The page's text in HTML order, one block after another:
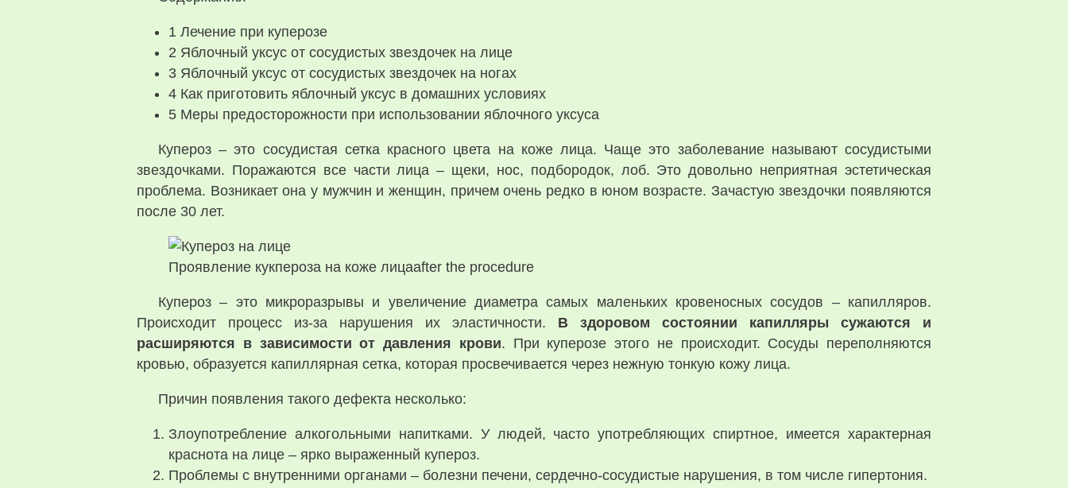
1 Лечение при куперозе
2 Яблочный уксус от сосудистых звездочек на лице
3 Яблочный уксус от сосудистых звездочек на ногах
4 Как приготовить яблочный уксус в домашних условиях
5 Меры предосторожности при использовании яблочного уксуса
Купероз – это сосудистая сетка красного цвета на коже лица. Чаще это заболевание называют сосудистыми
звездочками. Поражаются все части лица – щеки, нос, подбородок, лоб. Это довольно неприятная эстетическая
проблема. Возникает она у мужчин и женщин, причем очень редко в юном возрасте. Зачастую звездочки появляются
после 30 лет.
Проявление кукпероза на коже лицаafter the procedure
Купероз – это микроразрывы и увеличение диаметра самых маленьких кровеносных сосудов – капилляров.
Происходит процесс из-за нарушения их эластичности. В здоровом состоянии капилляры сужаются и
расширяются в зависимости от давления крови. При куперозе этого не происходит. Сосуды переполняются
кровью, образуется капиллярная сетка, которая просвечивается через нежную тонкую кожу лица.
Причин появления такого дефекта несколько:
Злоупотребление алкогольными напитками. У людей, часто употребляющих спиртное, имеется характерная
краснота на лице – ярко выраженный купероз.
Проблемы с внутренними органами – болезни печени, сердечно-сосудистые нарушения, в том числе гипертония.